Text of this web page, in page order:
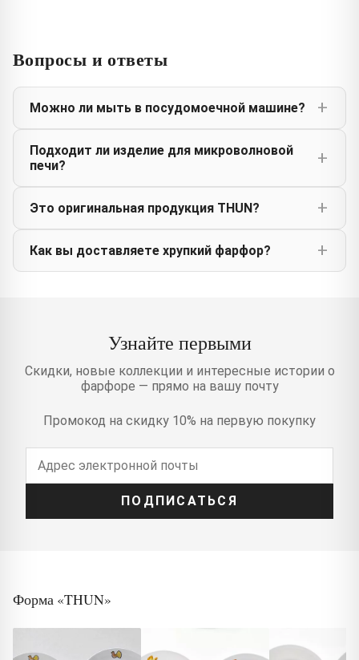
Вопросы и ответы
Можно ли мыть в посудомоечной машине?
Подходит ли изделие для микроволновой
печи?
Это оригинальная продукция THUN?
Как вы доставляете хрупкий фарфор?
Узнайте первыми
Скидки, новые коллекции и интересные истории о
фарфоре — прямо на вашу почту
Промокод на скидку 10% на первую покупку
ПОДПИСАТЬСЯ
Форма «THUN»